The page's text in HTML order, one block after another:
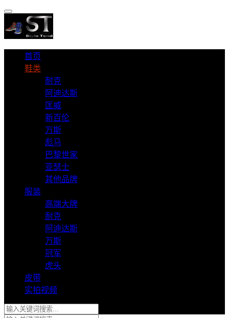
首页
鞋类
耐克
阿迪达斯
匡威
新百伦
万斯
彪马
巴黎世家
亚瑟士
其他品牌
服装
高端大牌
耐克
阿迪达斯
万斯
冠军
虎头
皮带
实拍视频